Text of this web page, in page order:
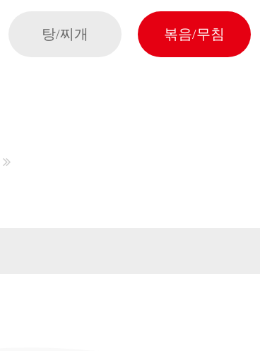
탕/찌개 볶음/무침